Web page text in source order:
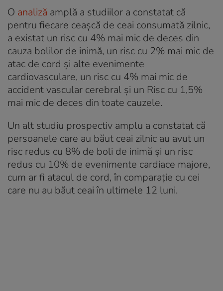
O analiză amplă a studiilor a constatat că
pentru fiecare ceașcă de ceai consumată zilnic,
a existat un risc cu 4% mai mic de deces din
cauza bolilor de inimă, un risc cu 2% mai mic de
atac de cord și alte evenimente
cardiovasculare, un risc cu 4% mai mic de
accident vascular cerebral și un Risc cu 1,5%
mai mic de deces din toate cauzele.
Un alt studiu prospectiv amplu a constatat că
persoanele care au băut ceai zilnic au avut un
risc redus cu 8% de boli de inimă și un risc
redus cu 10% de evenimente cardiace majore,
cum ar fi atacul de cord, în comparație cu cei
care nu au băut ceai în ultimele 12 luni.